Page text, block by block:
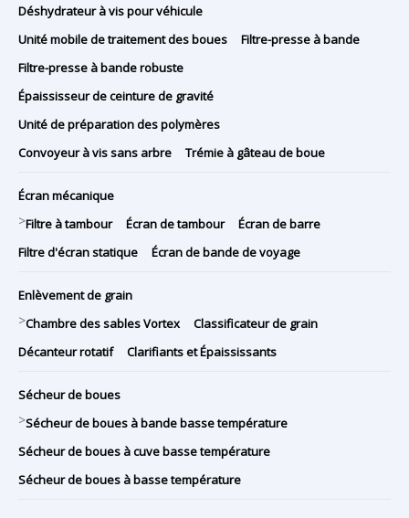
Déshydrateur à vis pour véhicule
Unité mobile de traitement des boues
Filtre-presse à bande
Filtre-presse à bande robuste
Épaississeur de ceinture de gravité
Unité de préparation des polymères
Convoyeur à vis sans arbre
Trémie à gâteau de boue
Écran mécanique
>Filtre à tambour Écran de tambour
Écran de barre
Filtre d'écran statique
Écran de bande de voyage
Enlèvement de grain
>Chambre des sables Vortex
Classificateur de grain
Décanteur rotatif
Clarifiants et Épaississants
Sécheur de boues
>Sécheur de boues à bande basse température
Sécheur de boues à cuve basse température
Sécheur de boues à basse température